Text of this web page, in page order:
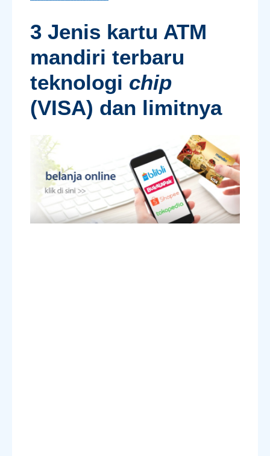
3 Jenis kartu ATM
mandiri terbaru
teknologi chip
(VISA) dan limitnya